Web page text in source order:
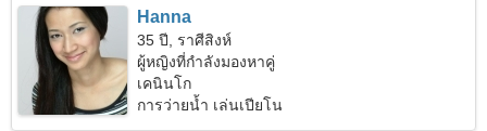
Hanna
35 ปี, ราศีสิงห์
ผู้หญิงที่กำลังมองหาคู่
เคนินโก
การว่ายน้ำ เล่นเปียโน